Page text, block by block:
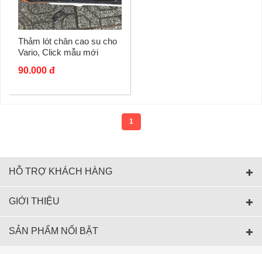
Thảm lót chân cao su cho
Vario, Click mẫu mới
90.000 đ
1
HỖ TRỢ KHÁCH HÀNG
GIỚI THIỆU
SẢN PHẨM NỔI BẬT